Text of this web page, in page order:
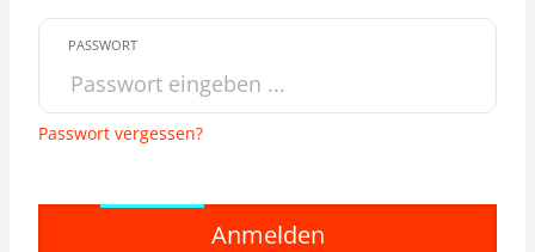
PASSWORT
Passwort vergessen?
Anmelden